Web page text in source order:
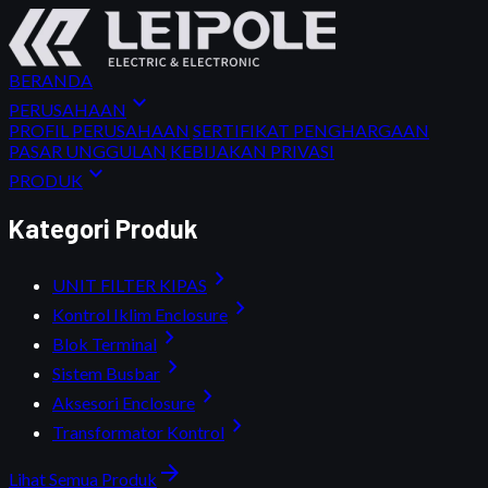
BERANDA
PERUSAHAAN expand_more
PROFIL PERUSAHAAN SERTIFIKAT PENGHARGAAN
PASAR UNGGULAN KEBIJAKAN PRIVASI
PRODUK expand_more
Kategori Produk
UNIT FILTER KIPAS chevron_right
Kontrol Iklim Enclosure chevron_right
Blok Terminal chevron_right
Sistem Busbar chevron_right
Aksesori Enclosure chevron_right
Transformator Kontrol chevron_right
Lihat Semua Produk arrow_forward